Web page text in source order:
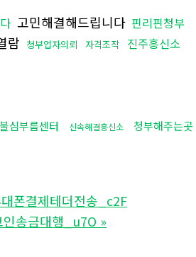
고민해결해드립니다 핀리핀청부
람 청부업자의뢰 자격조작 진주흥신소
심부름센터 신속해결흥신소 청부해주는곳
폰결제테더전송_c2F
송금대행_u7O »